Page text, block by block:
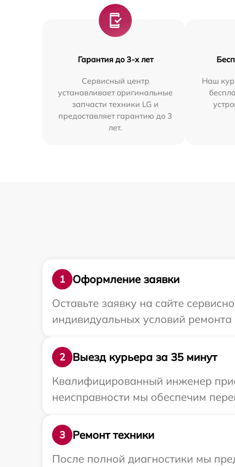
Гарантия до 3-х лет
Сервисный центр
устанавливает оригинальные
запчасти техники LG и
предоставляет гарантию до 3
лет.
Наш
1
Оформление заявки
Оставьте заявку на сайте
индивидуальных условий ремонта
2
Выезд курьера за 35 минут
Квалифицированный инженер
неисправности мы обеспечим
3
Ремонт техники
После полной диагностики мы